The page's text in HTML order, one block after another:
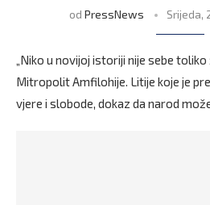
od PressNews Srijeda,
„Niko u novijoj istoriji nije sebe
Mitropolit Amfilohije. Litije koje je
vjere i slobode, dokaz da narod